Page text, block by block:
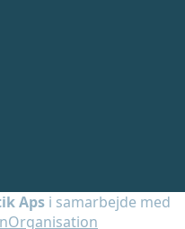
Aps i samarbejde med